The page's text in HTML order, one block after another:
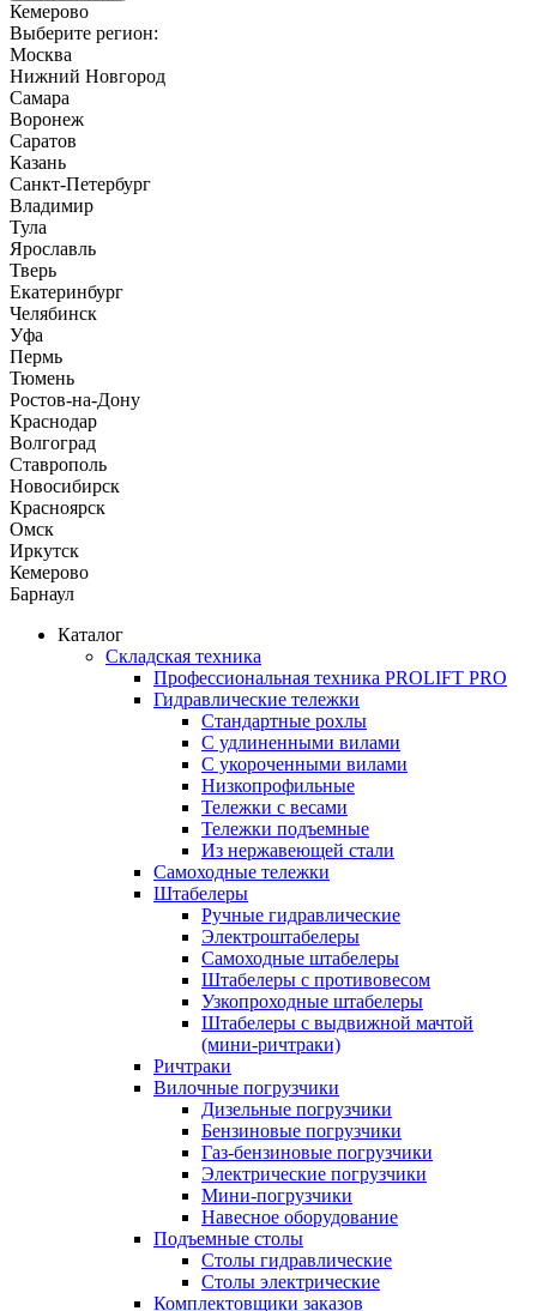
Кемерово
Выберите регион:
Москва
Нижний Новгород
Самара
Воронеж
Саратов
Казань
Санкт-Петербург
Владимир
Тула
Ярославль
Тверь
Екатеринбург
Челябинск
Уфа
Пермь
Тюмень
Ростов-на-Дону
Краснодар
Волгоград
Ставрополь
Новосибирск
Красноярск
Омск
Иркутск
Кемерово
Барнаул
Каталог
Складская техника
Профессиональная техника PROLIFT PRO
Гидравлические тележки
Стандартные рохлы
С удлиненными вилами
С укороченными вилами
Низкопрофильные
Тележки с весами
Тележки подъемные
Из нержавеющей стали
Самоходные тележки
Штабелеры
Ручные гидравлические
Электроштабелеры
Самоходные штабелеры
Штабелеры с противовесом
Узкопроходные штабелеры
Штабелеры с выдвижной мачтой
(мини-ричтраки)
Ричтраки
Вилочные погрузчики
Дизельные погрузчики
Бензиновые погрузчики
Газ-бензиновые погрузчики
Электрические погрузчики
Мини-погрузчики
Навесное оборудование
Подъемные столы
Столы гидравлические
Столы электрические
Комплектовщики заказов